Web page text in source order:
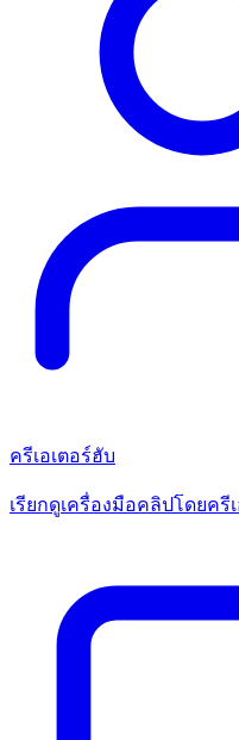
ครีเอเตอร์ฮับ
เรียกดูเครื่องมือคลิปโดยค